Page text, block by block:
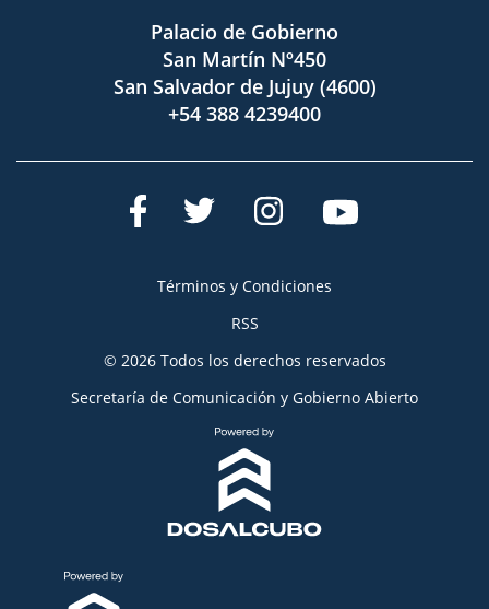
Palacio de Gobierno
San Martín Nº450
San Salvador de Jujuy (4600)
+54 388 4239400
Términos y Condiciones
RSS
© 2026 Todos los derechos reservados
Secretaría de Comunicación y Gobierno Abierto